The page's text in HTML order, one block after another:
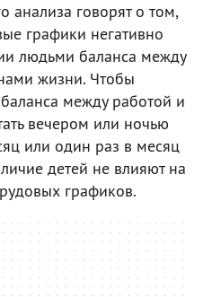
анализа говорят о том,
графики негативно
людьми баланса между
жизни. Чтобы
между работой и
вечером или ночью
или один раз в месяц
детей не влияют на
графиков.